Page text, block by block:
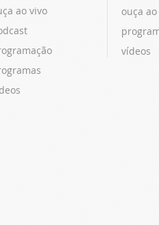
ao vivo
ouça
vídeos